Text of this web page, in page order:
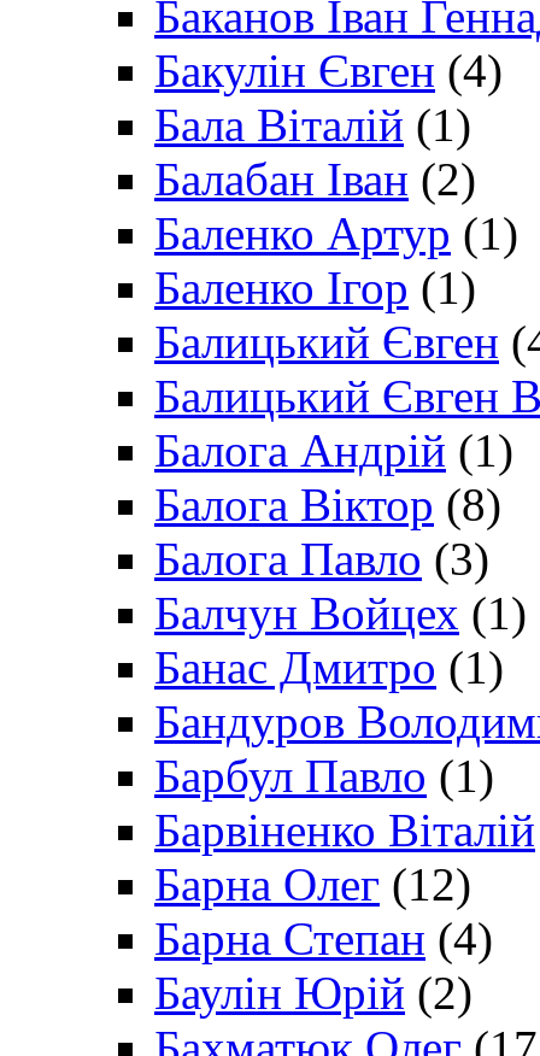
Баканов Іван
Бакулін Євген (4)
Бала Віталій (1)
Балабан Іван (2)
Баленко Артур (1)
Баленко Ігор (1)
Балицький Євген
Балицький Євген
Балога Андрій (1)
Балога Віктор (8)
Балога Павло (3)
Балчун Войцех (1)
Банас Дмитро (1)
Бандуров
Барбул Павло (1)
Барвіненко Віталій
Барна Олег (12)
Барна Степан (4)
Баулін Юрій (2)